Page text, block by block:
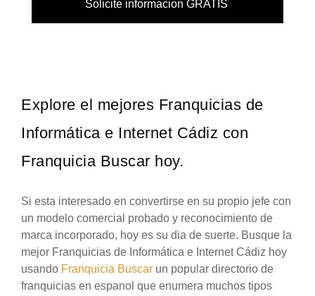
Solicite informacion GRATIS
Explore el mejores Franquicias de
Informática e Internet Cádiz con
Franquicia Buscar hoy.
Si esta interesado en convertirse en su propio jefe con
un modelo comercial probado y reconocimiento de
marca incorporado, hoy es su dia de suerte. Busque la
mejor Franquicias de Informática e Internet Cádiz hoy
usando Franquicia Buscar un popular directorio de
franquicias en espanol que enumera muchos tipos